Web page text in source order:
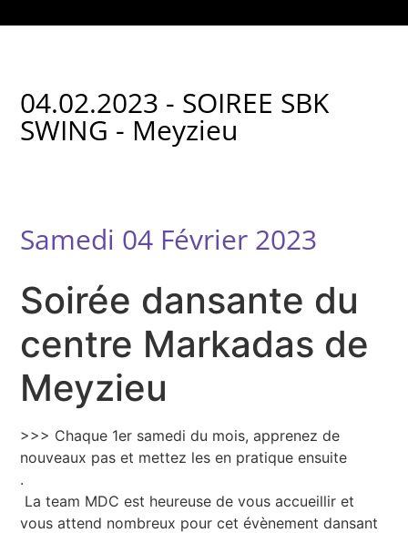
04.02.2023 - SOIREE SBK
SWING - Meyzieu
Samedi 04 Février 2023
Soirée dansante du
centre Markadas de
Meyzieu
>>> Chaque 1er samedi du mois, apprenez de
nouveaux pas et mettez les en pratique ensuite
.
La team MDC est heureuse de vous accueillir et
vous attend nombreux pour cet évènement dansant